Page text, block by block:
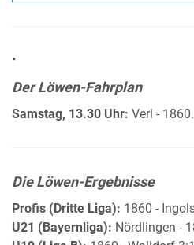
•
Der Löwen-Fahrplan
Samstag, 13.30 Uhr: Verl - 1860.
Die Löwen-Ergebnisse
Profis (Dritte Liga): 1860 -
U21 (Bayernliga): Nördlingen -